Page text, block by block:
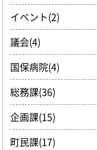
イベント(2)
議会(4)
国保病院(4)
総務課(36)
企画課(15)
町民課(17)